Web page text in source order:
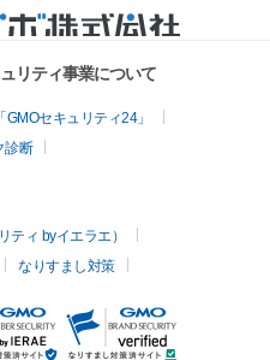
リティ事業について
セキュリティ24」
診断
ティ byイエラエ）
なりすまし対策